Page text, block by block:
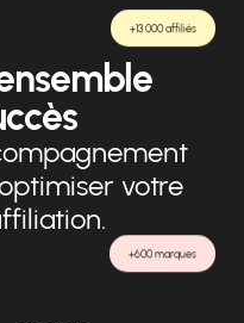
+600 marques
+13 000 affiliés
votre